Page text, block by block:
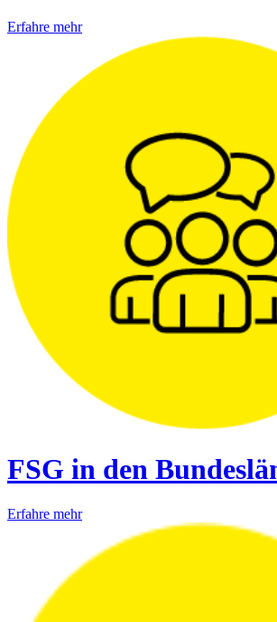
Erfahre mehr
FSG in den
Erfahre mehr